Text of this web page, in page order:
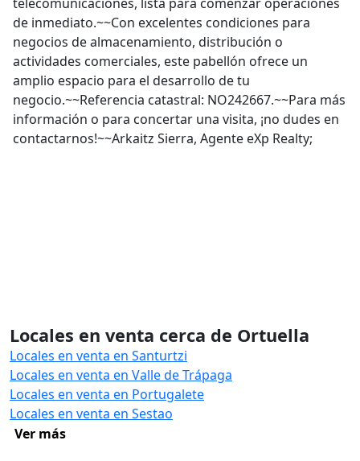
de inmediato.~~Con excelentes condiciones para
negocios de almacenamiento, distribución o
actividades comerciales, este pabellón ofrece un
amplio espacio para el desarrollo de tu
negocio.~~Referencia catastral: NO242667.~~Para más
información o para concertar una visita, ¡no dudes en
contactarnos!~~Arkaitz Sierra, Agente eXp Realty;
Locales en venta cerca de Ortuella
Locales en venta en Santurtzi
Locales en venta en Valle de Trápaga
Locales en venta en Portugalete
Locales en venta en Sestao
Ver más